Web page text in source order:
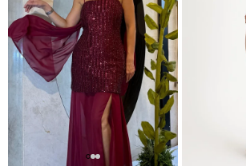
İade Adresimiz: Kemerkaya Mah. Halkevi Cad. No
/ Trabzon
Whatsapp Çağrı Merkezi:
085053217175